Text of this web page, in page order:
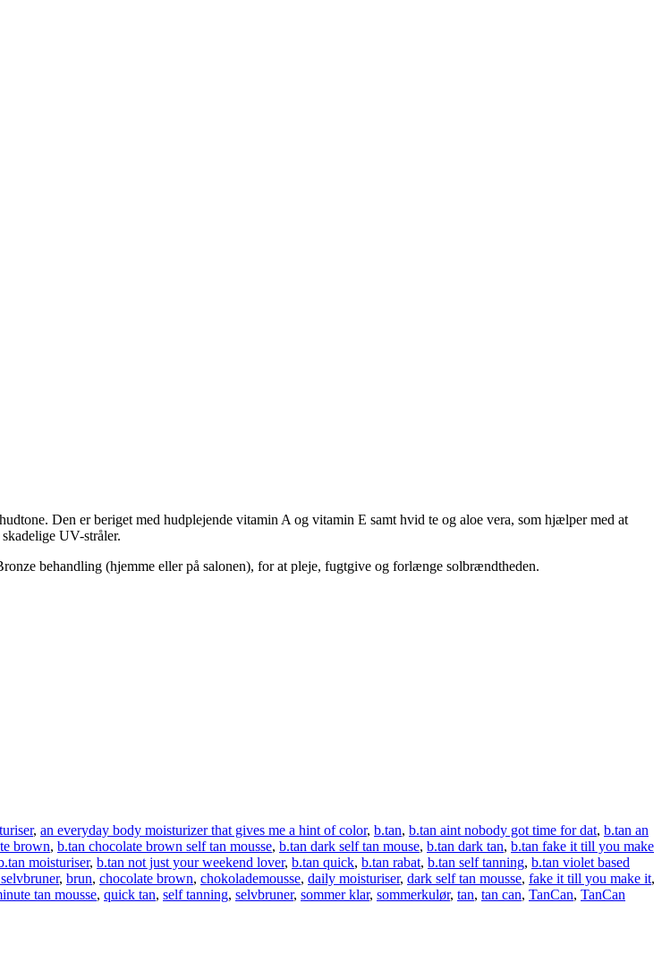
Den er beriget med hudplejende vitamin A og vitamin E samt hvid te og aloe vera, som hjælper med at
UV-stråler.
behandling (hjemme eller på salonen), for at pleje, fugtgive og forlænge solbrændtheden.
, an everyday body moisturizer that gives me a hint of color, b.tan, b.tan aint nobody got time for dat, b.tan an
brown, b.tan chocolate brown self tan mousse, b.tan dark self tan mouse, b.tan dark tan, b.tan fake it till you make
moisturiser, b.tan not just your weekend lover, b.tan quick, b.tan rabat, b.tan self tanning, b.tan violet based
, brun, chocolate brown, chokolademousse, daily moisturiser, dark self tan mousse, fake it till you make it,
tan mousse, quick tan, self tanning, selvbruner, sommer klar, sommerkulør, tan, tan can, TanCan, TanCan